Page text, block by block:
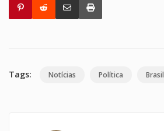
Tags: Notícias Política Brasil